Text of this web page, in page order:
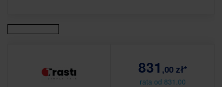
831 ,00 zł*
rata od 831.00